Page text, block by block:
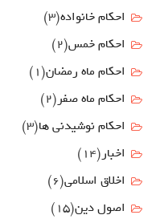
احکام خانواده(3)
احکام خمس(2)
احکام ماه رمضان(1)
احکام ماه صفر (2)
احکام نوشیدنی ها(3)
اخبار (14)
اخلاق اسلامی(6)
اصول دين(15)